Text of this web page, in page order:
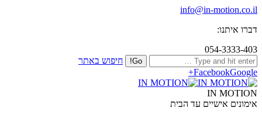
info@in-motion.co.il
דברו איתנו:
054-3333-403
חיפוש באתר
FacebookGoogle+
IN MOTION
אימונים אישיים עד הבית